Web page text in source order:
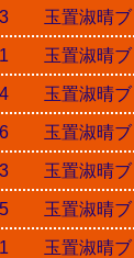
玉置淑晴ブ
玉置淑晴ブ
玉置淑晴ブ
玉置淑晴ブ
玉置淑晴ブ
玉置淑晴ブ
玉置淑晴ブ